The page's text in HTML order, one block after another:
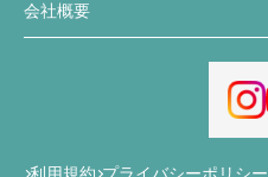
会社概要
利用規約 プライバシーポリシー